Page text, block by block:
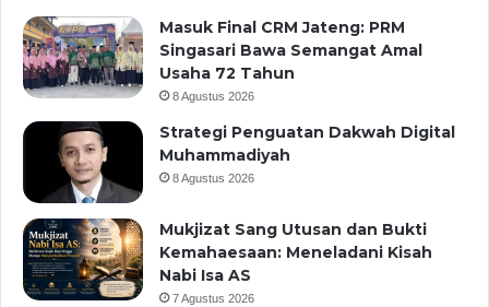
Masuk Final CRM Jateng: PRM
Singasari Bawa Semangat Amal
Usaha 72 Tahun
8 Agustus 2026
Strategi Penguatan Dakwah Digital
Muhammadiyah
8 Agustus 2026
Mukjizat Sang Utusan dan Bukti
Kemahaesaan: Meneladani Kisah
Nabi Isa AS
7 Agustus 2026